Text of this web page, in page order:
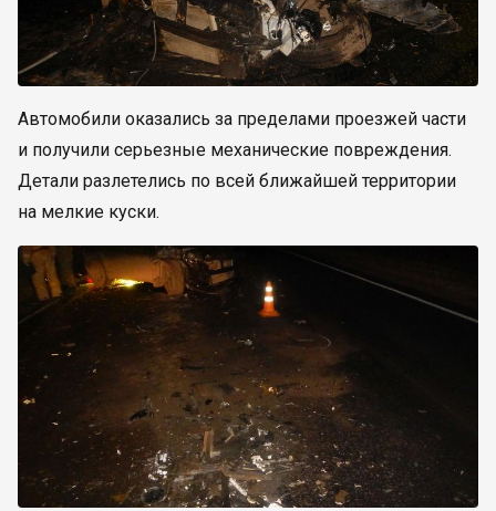
Автомобили оказались за пределами проезжей части
и получили серьезные механические повреждения.
Детали разлетелись по всей ближайшей территории
на мелкие куски.